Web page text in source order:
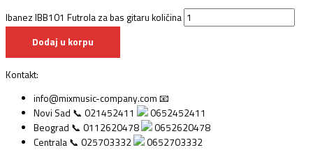
Ibanez IBB101 Futrola za bas gitaru količina
Dodaj u korpu
Kontakt:
info@mixmusic-company.com 📧
Novi Sad 📞 021452411
0652452411
Beograd 📞 0112620478
0652620478
Centrala 📞 025703332
0652703332